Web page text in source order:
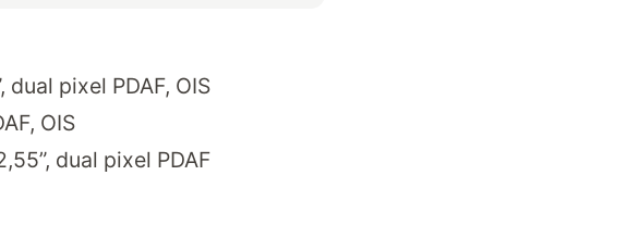
dual pixel PDAF, OIS
OIS
dual pixel PDAF